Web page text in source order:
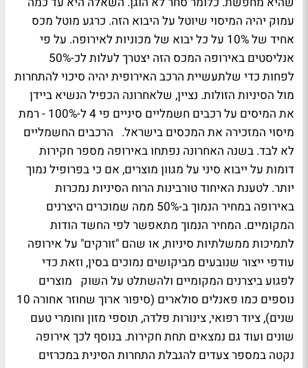
עמוק יהיה המיסוי שיוטל על היבוא הזה. כרגע מוטל מכס
אחיד של 10% על כל יבוא של מכוניות לאירופה. על פי
לפחות כדי שלתעשיית הרכב האירופית יהיה סיכוי להתחרות
מול הסיניות הזולות. נציין, שלאחרונה הכפיל הנשיא ביידן
את המיסים על רכבים חשמליים סיניים פי 4 ל-100% - רמת
מיסוי המזכירה את המכסים בישראל. הרכבים החשמליים
לא לבד. בשנה האחרונה נפתחו באירופה מספר חקירות
דומות על ייבוא סיני על מגוון מוצרים, אם כי בפרופיל נמוך
יותר. לטענת האיחוד טורבינות הרוח הסיניות נמכרות
באירופה במחיר הנמוך ב-50% ממה שמוכרים היצרנים
המקומיים. המחיר הנמוך מתאפשר לפי החשד הודות
לתמיכות ממשלתיות סיניות, או שהם "זורקים" על אירופה
עודפי ייצור שנובעים מביקושים נמוכים בסין, וזאת כדי
לפגוע ביצרנים המקומיים ולהשתלט על השוק מוצרים
נוספים כמו פאנלים סולארים (סיפור ארוך שחוזר אחורה 10
שנים), ציוד רפואי, צינורות פלדה, תוספי מזון וחומרי טעם
שונים ועוד גם נמצאים תחת חקירות. בנוסף לכך אירופה
נקטה במספר צעדים להגבלת התחרות הסינית במכרזים